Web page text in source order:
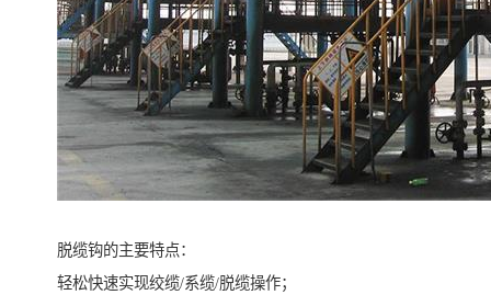
脱缆钩的主要特点：
轻松快速实现绞缆/系缆/脱缆操作；